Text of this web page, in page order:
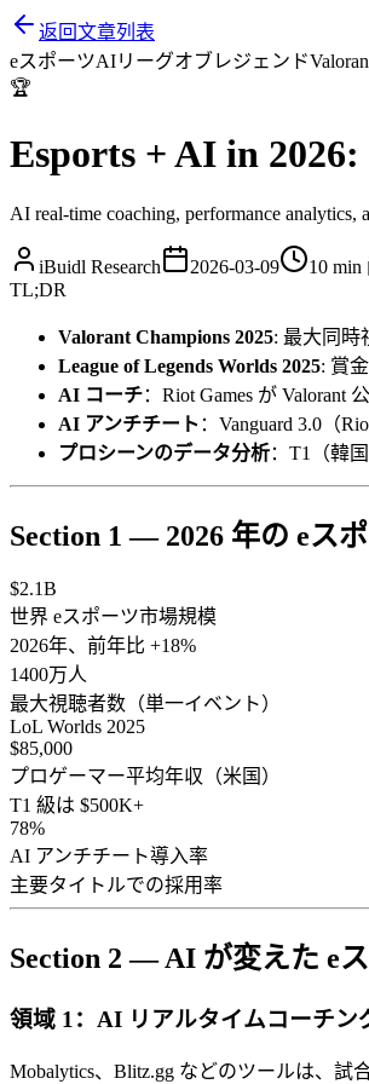
返回文章列表
eスポーツAIリーグオブレジェンド
🏆
Esports + AI in
AI real-time coaching, performance
iBuidl Research 2026-03-09 10 min
TL;DR
Valorant Champions 2025: 最大同時
League of Legends Worlds 2025: 賞
AI コーチ：Riot Games が Valorant
AI アンチチート ：Vanguard 3.0（
プロシーンのデータ分析：T1（韓
Section 1 — 2026 年の eス
$2.1B
世界 eスポーツ市場規模
2026年、前年比 +18%
1400万人
最大視聴者数（単一イベント）
LoL Worlds 2025
$85,000
プロゲーマー平均年収（米国）
T1 級は $500K+
78%
AI アンチチート導入率
主要タイトルでの採用率
Section 2 — AI が変えた e
領域 1：AI リアルタイムコーチン
Mobalytics、Blitz.gg などのツールは、